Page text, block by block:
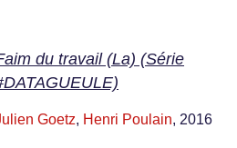
du travail (La) (Série
Goetz, Henri Poulain, 2016